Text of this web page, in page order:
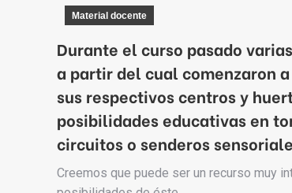
Material docente
Durante el curso pasado
a partir del cual comenzaron
sus respectivos centros y
posibilidades educativas en
circuitos o senderos
Creemos que puede ser un recurso muy